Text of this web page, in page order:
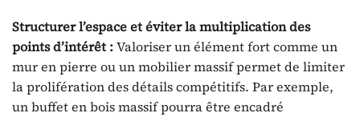
Structurer l’espace et éviter la multiplication des
points d’intérêt :Valoriser un élément fort comme un
mur en pierre ou un mobilier massif permet de limiter
la prolifération des détails compétitifs. Par exemple,
un buffet en bois massif pourra être encadré